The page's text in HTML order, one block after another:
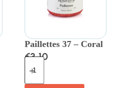
Paillettes 37 – Coral
€3.10